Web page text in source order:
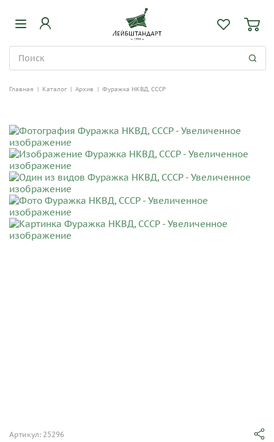
Главная | Каталог | Архив | Фуражка НКВД, СССР
Артикул: 25296